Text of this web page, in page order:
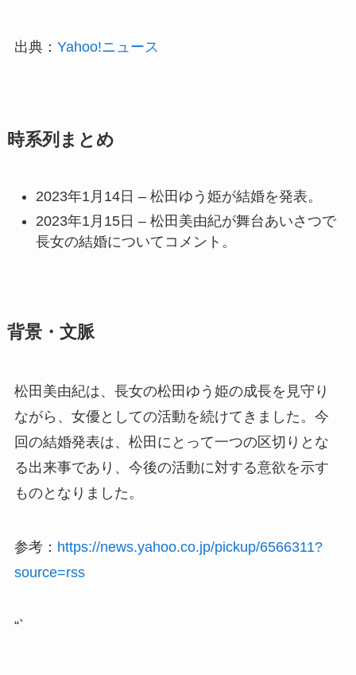
出典： Yahoo!ニュース
時系列まとめ
2023年1月14日 – 松田ゆう姫が結婚を発表。
2023年1月15日 – 松田美由紀が舞台あいさつで
長女の結婚についてコメント。
背景・文脈
松田美由紀は、長女の松田ゆう姫の成長を見守り
ながら、女優としての活動を続けてきました。今
回の結婚発表は、松田にとって一つの区切りとな
る出来事であり、今後の活動に対する意欲を示す
ものとなりました。
参考： https://news.yahoo.co.jp/pickup/6566311?
source=rss
“`